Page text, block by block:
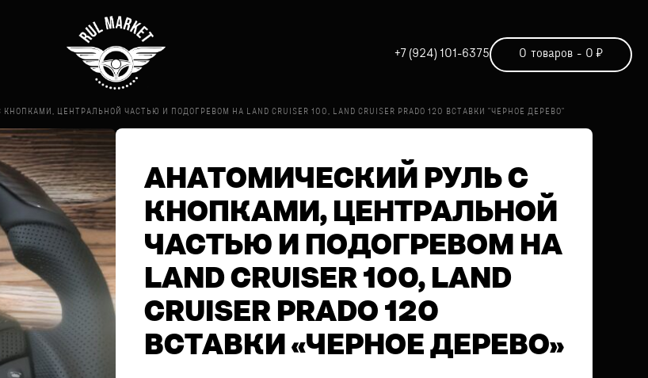
+7 (924) 101-6375 0 товаров - 0 ₽
ЦЕНТРАЛЬНОЙ ЧАСТЬЮ И ПОДОГРЕВОМ НА LAND CRUISER 100, LAND CRUISER PRADO 120 ВСТАВКИ "ЧЕРНОЕ ДЕРЕВО"
АНАТОМИЧЕСКИЙ РУЛЬ С
КНОПКАМИ, ЦЕНТРАЛЬНОЙ
ЧАСТЬЮ И ПОДОГРЕВОМ НА
LAND CRUISER 100, LAND
CRUISER PRADO 120
ВСТАВКИ «ЧЕРНОЕ ДЕРЕВО»